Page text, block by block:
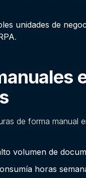
unidades de
.
de forma manual
volumen de
horas